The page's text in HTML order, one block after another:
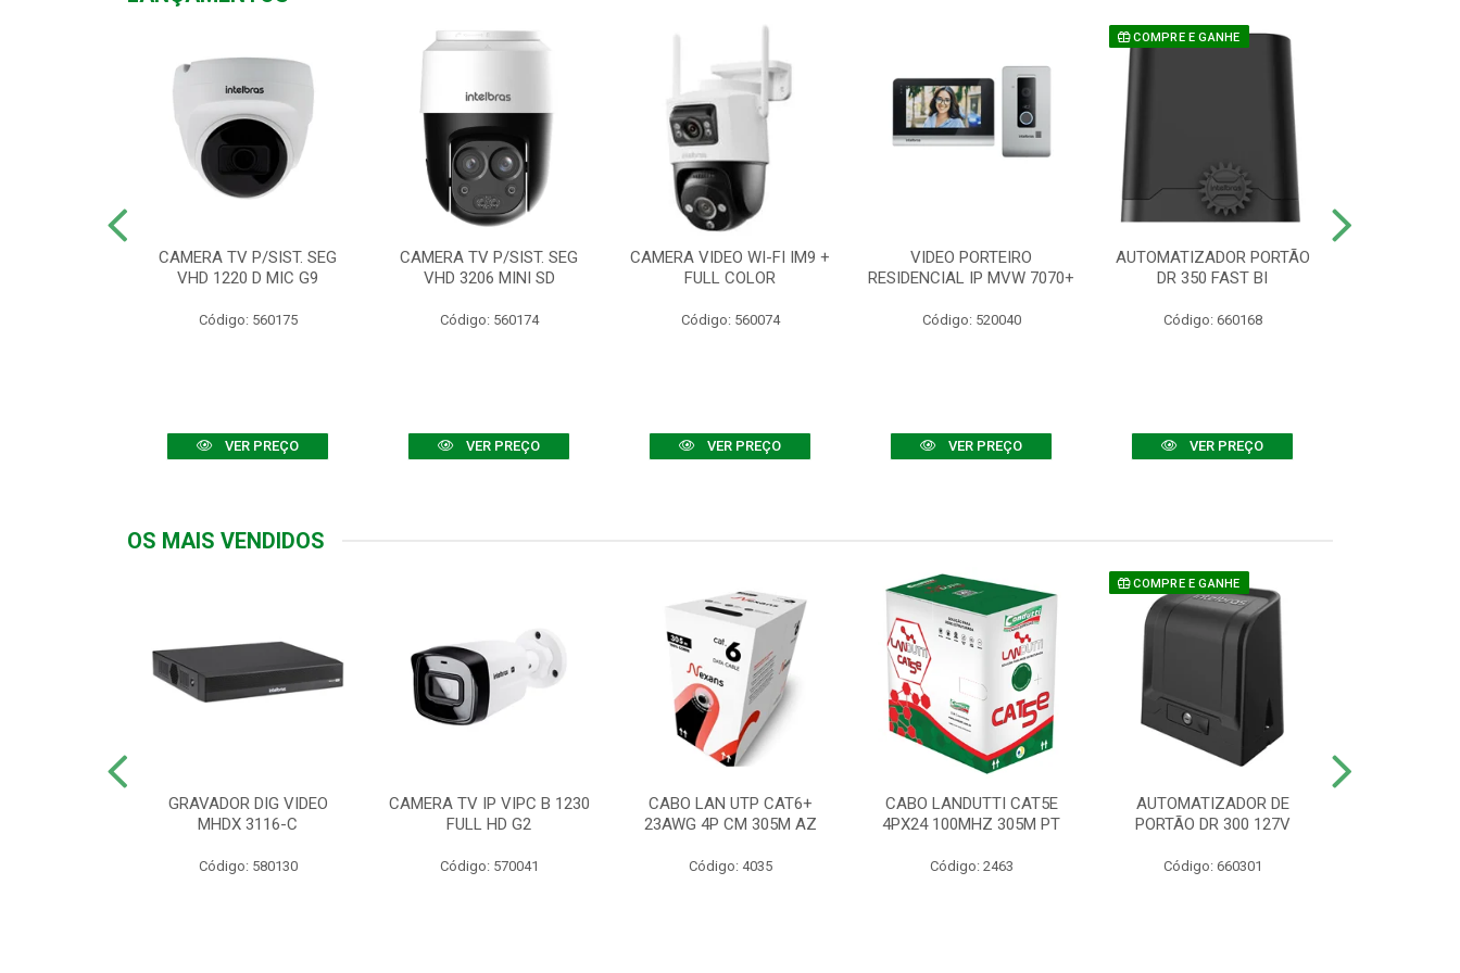
CAMERA TV P/SIST. SEG
VHD 1220 D MIC G9
Código: 560175
VER PREÇO
CAMERA TV P/SIST. SEG
VHD 3206 MINI SD
Código: 560174
VER PREÇO
CAMERA VIDEO WI-FI IM9 +
FULL COLOR
Código: 560074
VER PREÇO
VIDEO PORTEIRO
RESIDENCIAL IP MVW 7070+
Código: 520040
VER PREÇO
COMPRE E GANHE
AUTOMATIZADOR PORTÃO
DR 350 FAST BI
Código: 660168
VER PREÇO
OS MAIS VENDIDOS
GRAVADOR DIG VIDEO
MHDX 3116-C
Código: 580130
CAMERA TV IP VIPC B 1230
FULL HD G2
Código: 570041
CABO LAN UTP CAT6+
23AWG 4P CM 305M AZ
Código: 4035
CABO LANDUTTI CAT5E
4PX24 100MHZ 305M PT
Código: 2463
COMPRE E GANHE
AUTOMATIZADOR DE
PORTÃO DR 300 127V
Código: 660301